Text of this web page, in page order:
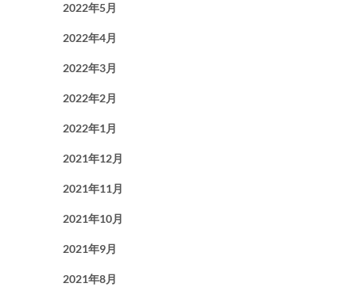
2022年5月
2022年4月
2022年3月
2022年2月
2022年1月
2021年12月
2021年11月
2021年10月
2021年9月
2021年8月